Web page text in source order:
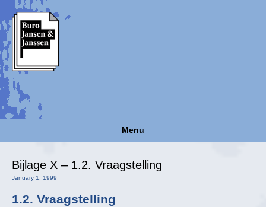
Menu
Bijlage X – 1.2. Vraagstelling
January 1, 1999
1.2. Vraagstelling